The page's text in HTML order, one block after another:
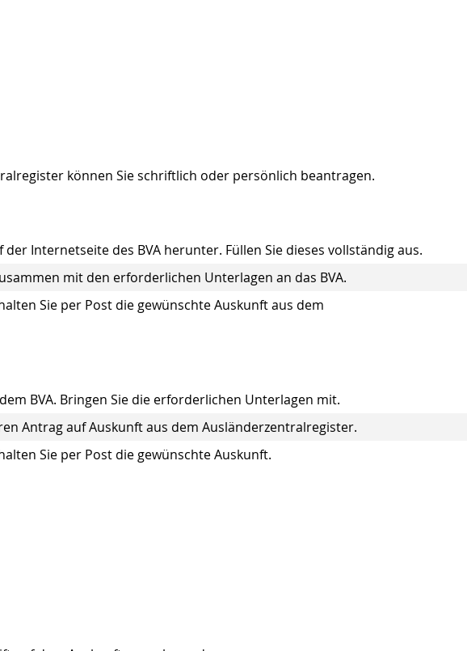
können Sie schriftlich oder persönlich beantragen.
Internetseite des BVA herunter. Füllen Sie dieses vollständig aus.
mit den erforderlichen Unterlagen an das BVA.
Sie per Post die gewünschte Auskunft aus dem
BVA. Bringen Sie die erforderlichen Unterlagen mit.
Antrag auf Auskunft aus dem Ausländerzentralregister.
Sie per Post die gewünschte Auskunft.